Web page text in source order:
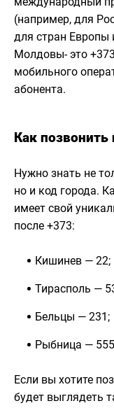
(например, для
для стран Европы
Молдовы- это
мобильного
абонента.
Как позвонить
Нужно знать не
но и код города.
имеет свой
после +373:
Кишинев — 22;
Тирасполь —
Бельцы — 231;
Рыбница —
Если вы хотите
будет выглядеть